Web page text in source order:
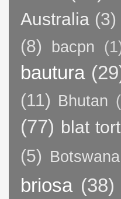
Australia (3)
(8) bacpn
bautura
(11) Bhutan
(77) blat tort
(5) Botswana
briosa (38)